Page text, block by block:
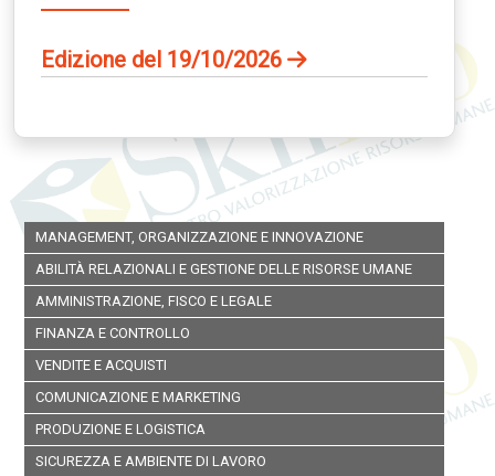
Edizione del 19/10/2026
MANAGEMENT, ORGANIZZAZIONE E INNOVAZIONE
ABILITÀ RELAZIONALI E GESTIONE DELLE RISORSE UMANE
AMMINISTRAZIONE, FISCO E LEGALE
FINANZA E CONTROLLO
VENDITE E ACQUISTI
COMUNICAZIONE E MARKETING
PRODUZIONE E LOGISTICA
SICUREZZA E AMBIENTE DI LAVORO